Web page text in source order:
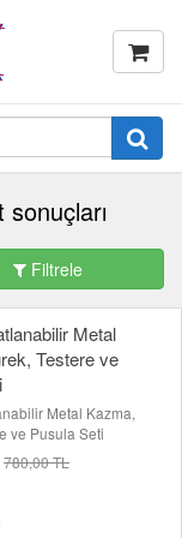
Filtrele
Metal
Testere ve
Metal Kazma,
ve Pusula Seti
780,00 TL